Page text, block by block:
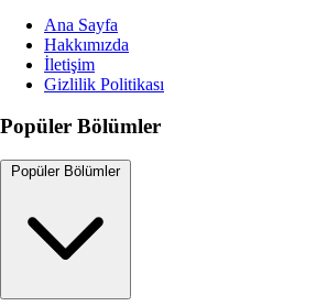
Ana Sayfa
Hakkımızda
İletişim
Gizlilik Politikası
Popüler Bölümler
Popüler Bölümler